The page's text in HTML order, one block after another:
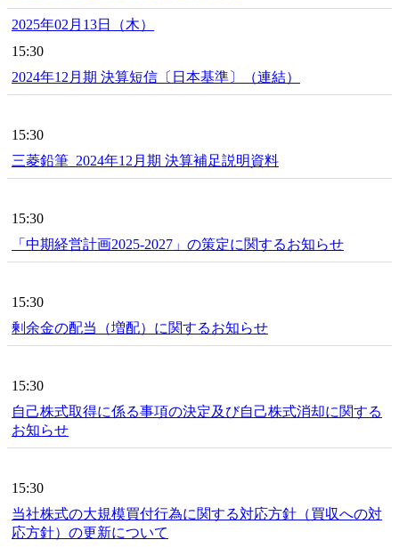
2025年02月13日（木）
15:30
2024年12月期 決算短信〔日本基準〕（連結）
15:30
三菱鉛筆_2024年12月期 決算補足説明資料
15:30
「中期経営計画2025-2027」の策定に関するお知らせ
15:30
剰余金の配当（増配）に関するお知らせ
15:30
自己株式取得に係る事項の決定及び自己株式消却に関する
お知らせ
15:30
当社株式の大規模買付行為に関する対応方針（買収への対
応方針）の更新について